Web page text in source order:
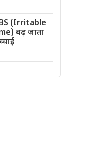
(Irritable
बढ़ जाता